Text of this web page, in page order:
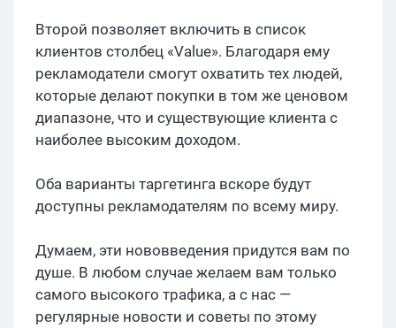
Второй позволяет включить в список
клиентов столбец «Value». Благодаря ему
рекламодатели смогут охватить тех людей,
которые делают покупки в том же ценовом
диапазоне, что и существующие клиента с
наиболее высоким доходом.
Оба варианты таргетинга вскоре будут
доступны рекламодателям по всему миру.
Думаем, эти нововведения придутся вам по
душе. В любом случае желаем вам только
самого высокого трафика, а с нас —
регулярные новости и советы по этому